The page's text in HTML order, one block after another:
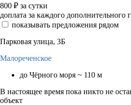
800 ₽ за сутки
доплата за каждого дополнительного
показывать предложения рядом
Парковая улица, 3Б
Малореченское
до Чёрного моря ~ 110 м
В настоящее время пока никто не
объект